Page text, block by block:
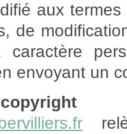
aux
de
envoyant un
copyright